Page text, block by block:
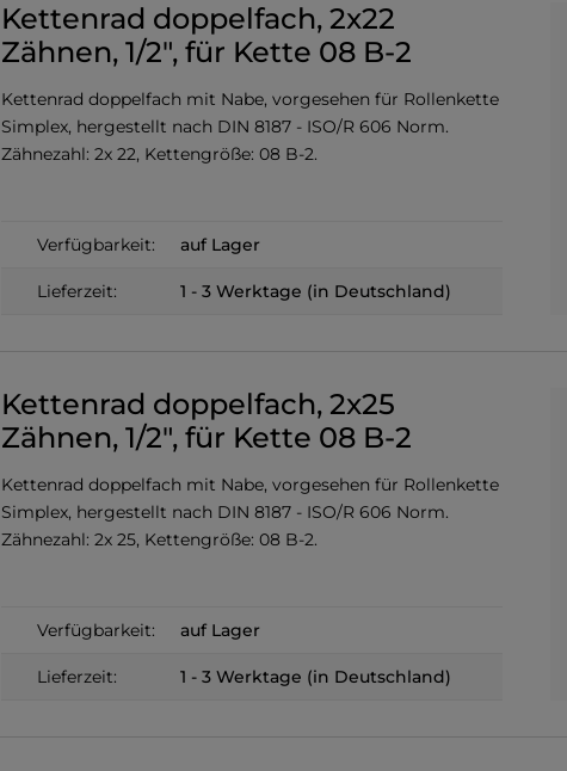
Kettenrad doppelfach, 2x22
Zähnen, 1/2", für Kette 08 B-2
Kettenrad doppelfach mit Nabe, vorgesehen für Rollenkette
Simplex, hergestellt nach DIN 8187 - ISO/R 606 Norm.
Zähnezahl: 2x 22, Kettengröße: 08 B-2.
Verfügbarkeit: auf Lager
Lieferzeit: 1 - 3 Werktage (in Deutschland)
Kettenrad doppelfach, 2x25
Zähnen, 1/2", für Kette 08 B-2
Kettenrad doppelfach mit Nabe, vorgesehen für Rollenkette
Simplex, hergestellt nach DIN 8187 - ISO/R 606 Norm.
Zähnezahl: 2x 25, Kettengröße: 08 B-2.
Verfügbarkeit: auf Lager
Lieferzeit: 1 - 3 Werktage (in Deutschland)